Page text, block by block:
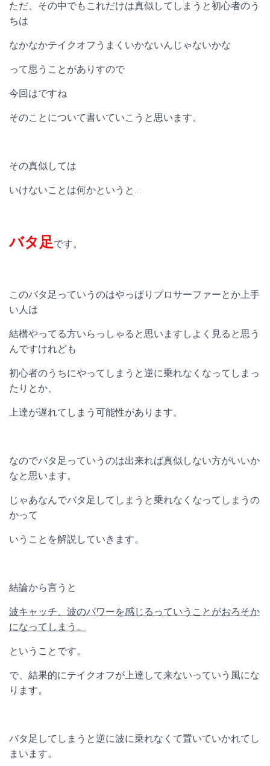
ただ、その中でもこれだけは真似してしまうと初心者のう
ちは
なかなかテイクオフうまくいかないんじゃないかな
って思うことがありすので
今回はですね
そのことについて書いていこうと思います。
その真似しては
いけないことは何かというと…
バタ足です。
このバタ足っていうのはやっぱりプロサーファーとか上手
い人は
結構やってる方いらっしゃると思いますしよく見ると思う
んですけれども
初心者のうちにやってしまうと逆に乗れなくなってしまっ
たりとか、
上達が遅れてしまう可能性があります。
なのでバタ足っていうのは出来れば真似しない方がいいか
なと思います。
じゃあなんでバタ足してしまうと乗れなくなってしまうの
かって
いうことを解説していきます。
結論から言うと
波キャッチ、波のパワーを感じるっていうことがおろそか
になってしまう。
ということです。
で、結果的にテイクオフが上達して来ないっていう風にな
ります。
バタ足してしまうと逆に波に乗れなくて置いていかれてし
まいます。